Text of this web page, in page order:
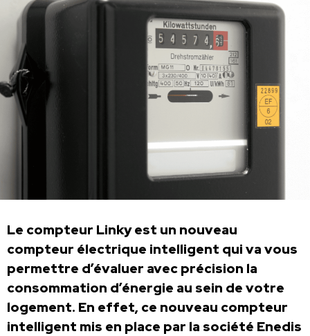
Le compteur Linky est un nouveau
compteur électrique intelligent qui va vous
permettre d’évaluer avec précision la
consommation d’énergie au sein de votre
logement. En effet, ce nouveau compteur
intelligent mis en place par la société Enedis